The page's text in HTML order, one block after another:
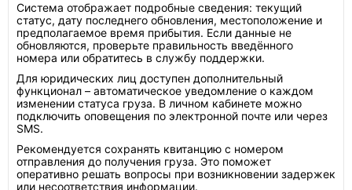
Система отображает подробные сведения: текущий
статус, дату последнего обновления, местоположение и
предполагаемое время прибытия. Если данные не
обновляются, проверьте правильность введённого
номера или обратитесь в службу поддержки.
Для юридических лиц доступен дополнительный
функционал – автоматическое уведомление о каждом
изменении статуса груза. В личном кабинете можно
подключить оповещения по электронной почте или через
SMS.
Рекомендуется сохранять квитанцию с номером
отправления до получения груза. Это поможет
оперативно решать вопросы при возникновении задержек
или несоответствия информации.